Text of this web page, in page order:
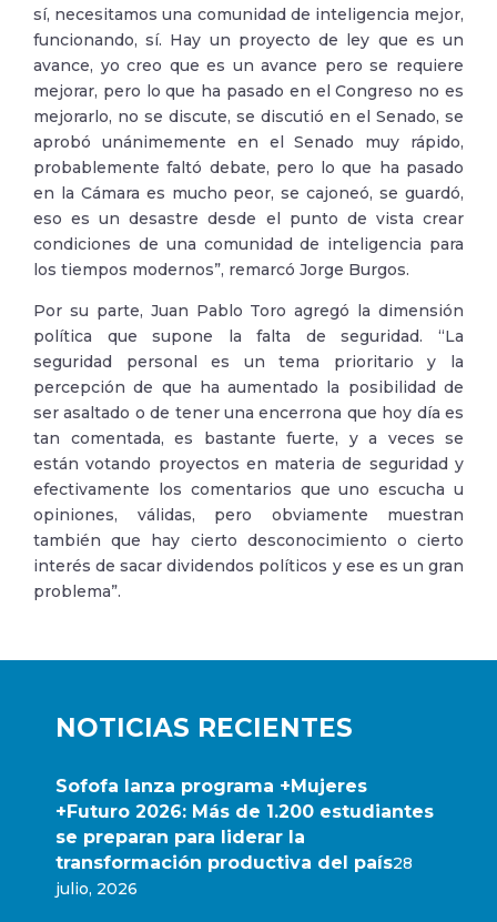
NOTICIAS RECIENTES
Sofofa lanza programa +Mujeres
+Futuro 2026: Más de 1.200 estudiantes
se preparan para liderar la
transformación productiva del país28
julio, 2026
sí, necesitamos una comunidad de inteligencia mejor,
funcionando, sí. Hay un proyecto de ley que es un
avance, yo creo que es un avance pero se requiere
mejorar, pero lo que ha pasado en el Congreso no es
mejorarlo, no se discute, se discutió en el Senado, se
aprobó unánimemente en el Senado muy rápido,
probablemente faltó debate, pero lo que ha pasado
en la Cámara es mucho peor, se cajoneó, se guardó,
eso es un desastre desde el punto de vista crear
condiciones de una comunidad de inteligencia para
los tiempos modernos”, remarcó Jorge Burgos.
Por su parte, Juan Pablo Toro agregó la dimensión
política que supone la falta de seguridad. “La
seguridad personal es un tema prioritario y la
percepción de que ha aumentado la posibilidad de
ser asaltado o de tener una encerrona que hoy día es
tan comentada, es bastante fuerte, y a veces se
están votando proyectos en materia de seguridad y
efectivamente los comentarios que uno escucha u
opiniones, válidas, pero obviamente muestran
también que hay cierto desconocimiento o cierto
interés de sacar dividendos políticos y ese es un gran
problema”.